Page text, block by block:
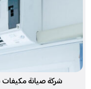
شركة صيانة